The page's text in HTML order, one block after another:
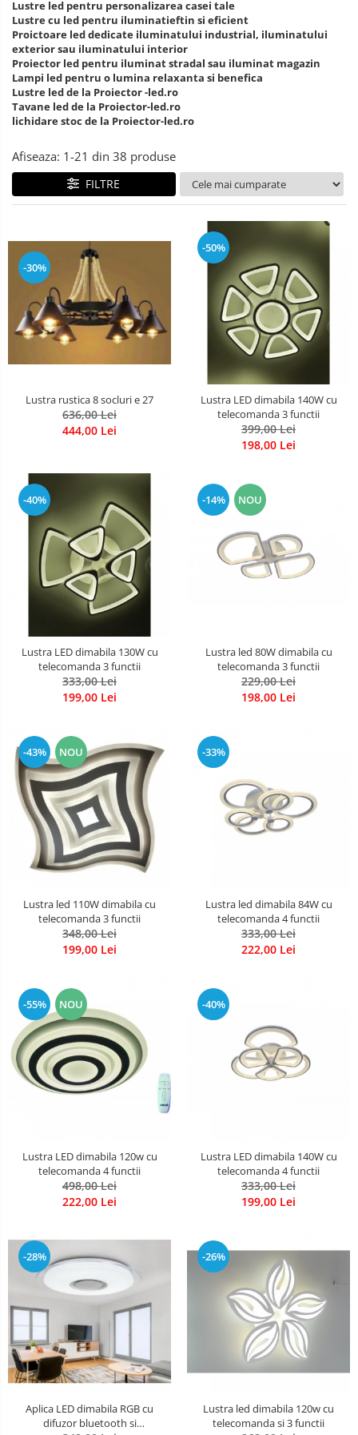
Lustre Birou
Plafoniera smart5 hexagoane led Honeycomb
6 hexagoane led honeycomb
7 hexagoane led honeycomb
8 hexagoane led honeycomb
personalizate
Tavan led honeycomb RGB
Lustre led pentru personalizarea casei tale
Lustre cu led pentru iluminatieftin si eficient
Proictoare led dedicate iluminatului industrial, iluminatului
exterior sau iluminatului interior
Proiector led pentru iluminat stradal sau iluminat magazin
Lampi led pentru o lumina relaxanta si benefica
Lustre led de la Proiector -led.ro
Tavane led de la Proiector-led.ro
lichidare stoc de la Proiector-led.ro
Afiseaza: 1-21 din 38 produse
FILTRE
-30%
Lustra rustica 8 socluri e 27
636,00 Lei
444,00 Lei
-50%
Lustra LED dimabila 140W cu
telecomanda 3 functii
399,00 Lei
198,00 Lei
-40%
Lustra LED dimabila 130W cu
telecomanda 3 functii
333,00 Lei
199,00 Lei
-14% NOU
Lustra led 80W dimabila cu
telecomanda 3 functii
229,00 Lei
198,00 Lei
-43% NOU
Lustra led 110W dimabila cu
telecomanda 3 functii
348,00 Lei
199,00 Lei
-33%
Lustra led dimabila 84W cu
telecomanda 4 functii
333,00 Lei
222,00 Lei
-55% NOU
Lustra LED dimabila 120w cu
telecomanda 4 functii
498,00 Lei
222,00 Lei
-40%
Lustra LED dimabila 140W cu
telecomanda 4 functii
333,00 Lei
199,00 Lei
-28%
Aplica LED dimabila RGB cu
difuzor bluetooth si
-26%
Lustra led dimabila 120w cu
telecomanda si 3 functii